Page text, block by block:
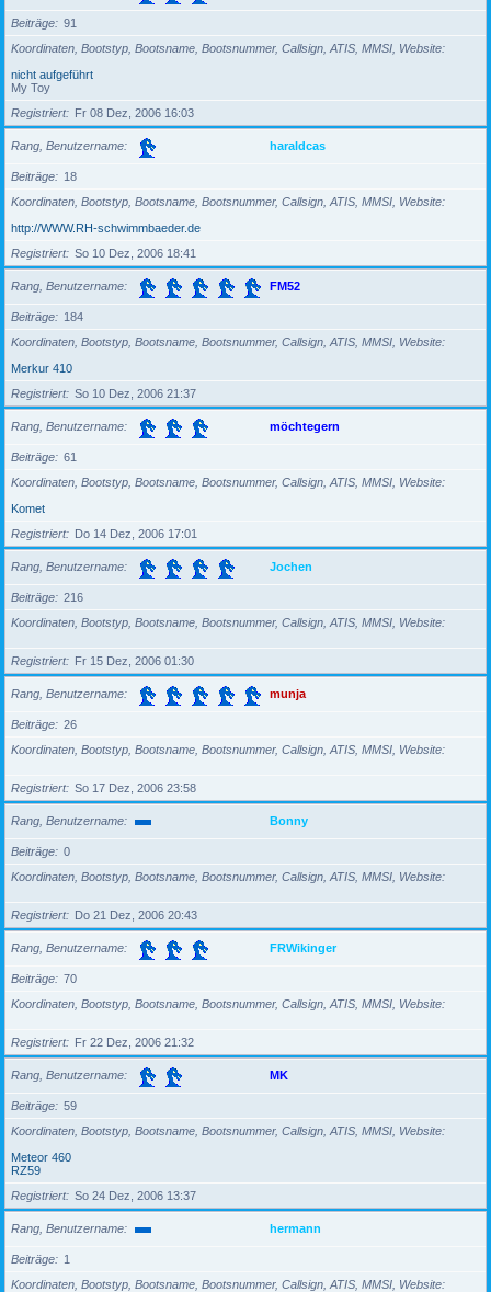
Beiträge
91
Koordinaten, Bootstyp, Bootsname, Bootsnummer, Callsign, ATIS, MMSI, Website
nicht aufgeführt
My Toy
Registriert
Fr 08 Dez, 2006 16:03
Rang, Benutzername haraldcas
Beiträge
18
Koordinaten, Bootstyp, Bootsname, Bootsnummer, Callsign, ATIS, MMSI, Website
http://WWW.RH-schwimmbaeder.de
Registriert
So 10 Dez, 2006 18:41
Rang, Benutzername FM52
Beiträge
184
Koordinaten, Bootstyp, Bootsname, Bootsnummer, Callsign, ATIS, MMSI, Website
Merkur 410
Registriert
So 10 Dez, 2006 21:37
Rang, Benutzername möchtegern
Beiträge
61
Koordinaten, Bootstyp, Bootsname, Bootsnummer, Callsign, ATIS, MMSI, Website
Komet
Registriert
Do 14 Dez, 2006 17:01
Rang, Benutzername Jochen
Beiträge
216
Koordinaten, Bootstyp, Bootsname, Bootsnummer, Callsign, ATIS, MMSI, Website
Registriert Fr 15 Dez, 2006 01:30
Rang, Benutzername munja
Beiträge
26
Koordinaten, Bootstyp, Bootsname, Bootsnummer, Callsign, ATIS, MMSI, Website
Registriert So 17 Dez, 2006 23:58
Rang, Benutzername Bonny
Beiträge
0
Koordinaten, Bootstyp, Bootsname, Bootsnummer, Callsign, ATIS, MMSI, Website
Registriert Do 21 Dez, 2006 20:43
Rang, Benutzername FRWikinger
Beiträge
70
Koordinaten, Bootstyp, Bootsname, Bootsnummer, Callsign, ATIS, MMSI, Website
Registriert Fr 22 Dez, 2006 21:32
Rang, Benutzername MK
Beiträge
59
Koordinaten, Bootstyp, Bootsname, Bootsnummer, Callsign, ATIS, MMSI, Website
Meteor 460
RZ59
Registriert
So 24 Dez, 2006 13:37
Rang, Benutzername hermann
Beiträge
1
Koordinaten, Bootstyp, Bootsname, Bootsnummer, Callsign, ATIS, MMSI, Website